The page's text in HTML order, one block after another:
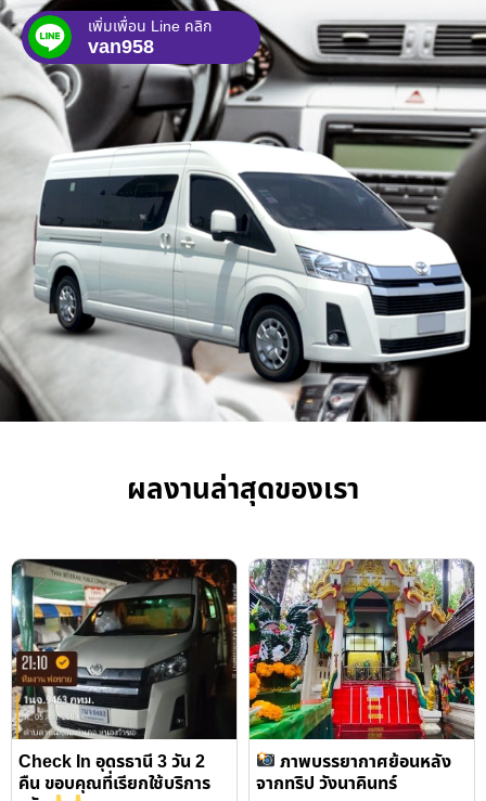
เพิ่มเพื่อน Line คลิก
van958
ผลงานล่าสุดของเรา
Check In อุดรธานี 3 วัน 2
คืน ขอบคุณที่เรียกใช้บริการ
ภาพบรรยากาศย้อนหลัง
จากทริป วังนาคินทร์